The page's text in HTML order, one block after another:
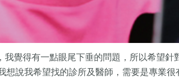
我覺得有一點眼尾下垂的問題，所以希望
想說我希望找的診所及醫師，需要是專業